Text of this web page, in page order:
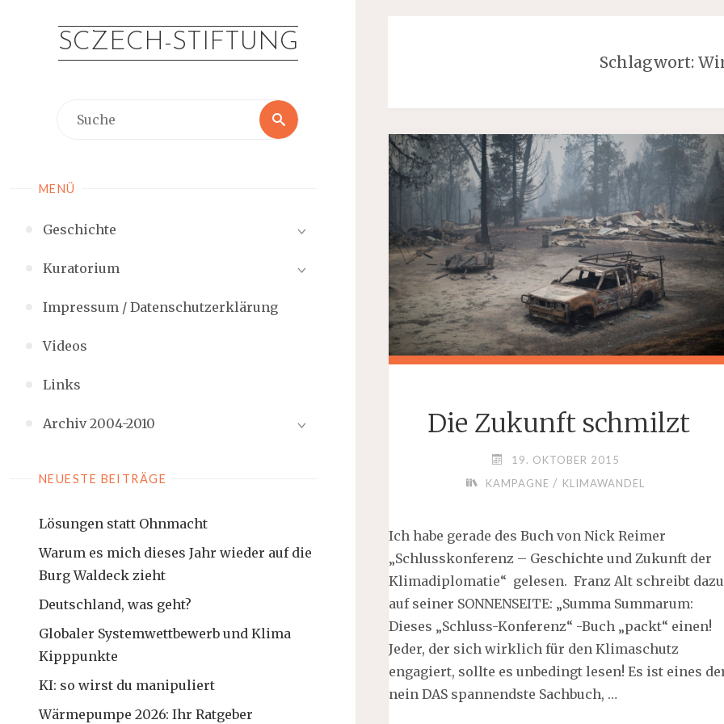
springenSCZECH-STIFTUNG
Suche
Suche
MENÜ
Geschichte
Kuratorium
Impressum / Datenschutzerklärung
Videos
Links
Archiv 2004-2010
NEUESTE BEITRÄGE
Lösungen statt Ohnmacht
Warum es mich dieses Jahr wieder auf die
Burg Waldeck zieht
Deutschland, was geht?
Globaler Systemwettbewerb und Klima
Kipppunkte
KI: so wirst du manipuliert
Wärmepumpe 2026: Ihr Ratgeber
Schlagwort:
Die Zukunft schmilzt
19. OKTOBER 2015
KAMPAGNE / KLIMAWANDEL
Ich habe gerade des Buch von Nick Reimer
„Schlusskonferenz – Geschichte und Zukunft der
Klimadiplomatie“ gelesen. Franz Alt schreibt dazu
auf seiner SONNENSEITE: „Summa Summarum:
Dieses „Schluss-Konferenz“ -Buch „packt“ einen!
Jeder, der sich wirklich für den Klimaschutz
engagiert, sollte es unbedingt lesen! Es ist eines
nein DAS spannendste Sachbuch, …